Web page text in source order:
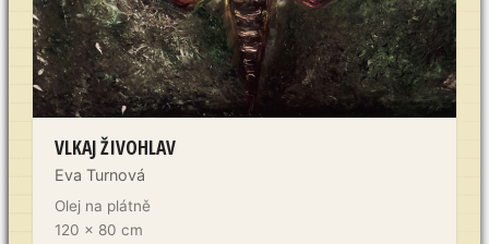
VLKAJ ŽIVOHLAV
Eva Turnová
Olej na plátně
120 x 80 cm